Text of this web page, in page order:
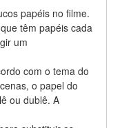
papéis no filme.
têm papéis cada
um
com o tema do
o papel do
ou dublê. A